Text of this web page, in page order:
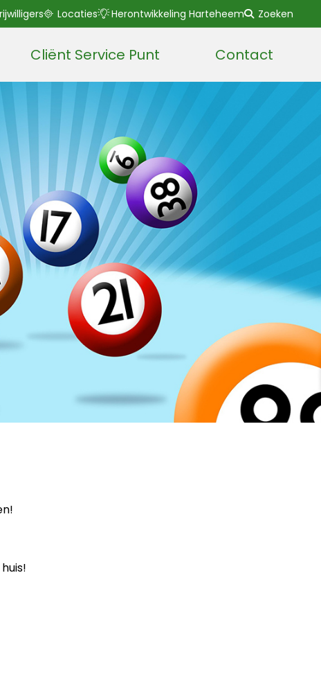
Locaties Herontwikkeling Harteheem Zoeken
Cliënt Service Punt Contact